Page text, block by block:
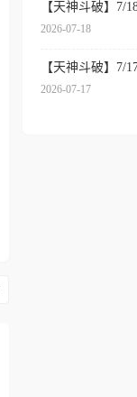
2026-07-18
2026-07-17